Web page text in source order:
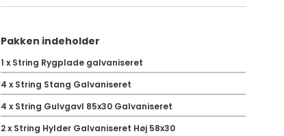
Pakken indeholder
1 xString Rygplade galvaniseret
4 xString Stang Galvaniseret
4 xString Gulvgavl 85x30 Galvaniseret
2xString Hylder Galvaniseret Høj 58x30